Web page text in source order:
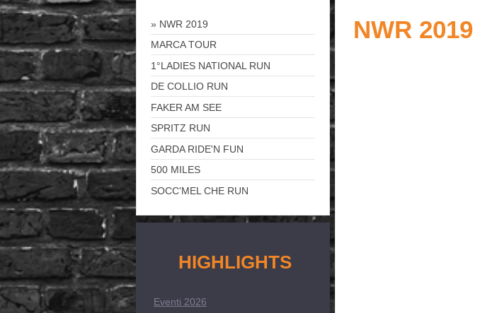
NWR 2019
NWR 2019
MARCA TOUR
1°LADIES NATIONAL RUN
DE COLLIO RUN
FAKER AM SEE
SPRITZ RUN
GARDA RIDE'N FUN
500 MILES
SOCC'MEL CHE RUN
HIGHLIGHTS
Eventi 2026